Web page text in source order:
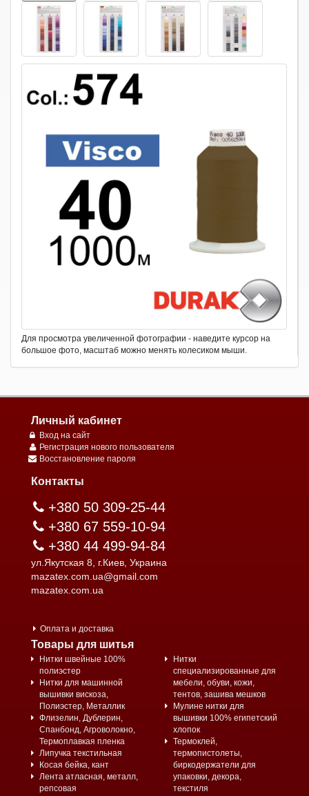
Для просмотра увеличенной фотографии - наведите курсор на
большое фото, масштаб можно менять колесиком мыши.
Личный кабинет
Вход на сайт
Регистрация нового пользователя
Восстановление пароля
Контакты
+380 50 309-25-44
+380 67 559-10-94
+380 44 499-94-84
ул.Якутская 8, г.Киев, Украина
mazatex.com.ua@gmail.com
mazatex.com.ua
Оплата и доставка
Товары для шитья
Нитки швейные 100%
полиэстер
Нитки для машинной
вышивки вискоза,
Полиэстер, Металлик
Флизелин, Дублерин,
Спанбонд, Агроволокно,
Термоплавкая пленка
Липучка текстильная
Косая бейка, кант
Лента атласная, металл,
репсовая
Нитки
специализированные для
мебели, обуви, кожи,
тентов, зашива мешков
Мулине нитки для
вышивки 100% египетский
хлопок
Термоклей,
термопистолеты,
биркодержатели для
упаковки, декора,
текстиля